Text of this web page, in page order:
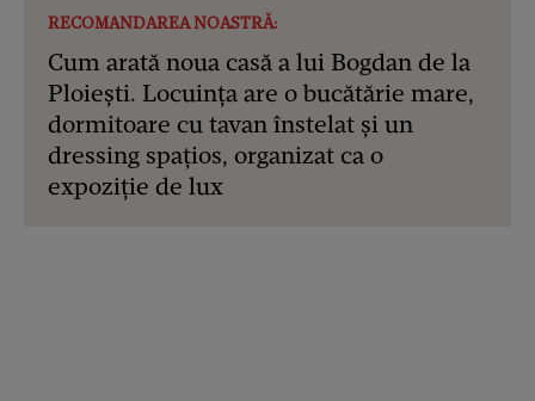
RECOMANDAREA NOASTRĂ:
Cum arată noua casă a lui Bogdan de la
Ploiești. Locuința are o bucătărie mare,
dormitoare cu tavan înstelat și un
dressing spațios, organizat ca o
expoziție de lux